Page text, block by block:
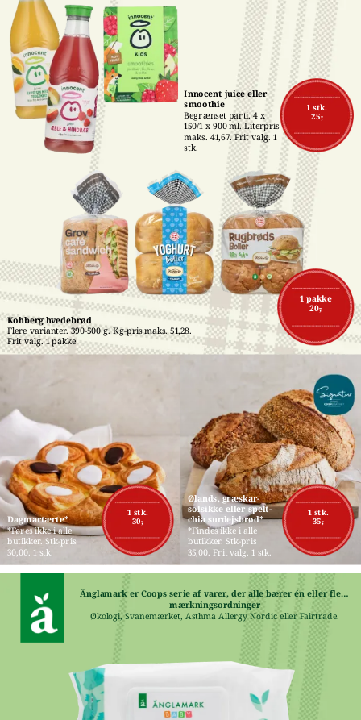
1 pakke
20,-
Kohberg hvedebrød
Flere varianter. 390-500 g. Kg-pris maks. 51,28.
Frit valg. 1 pakke
1 stk.
25,-
Innocent juice eller
smoothie
Begrænset parti. 4 x
150/1 x 900 ml. Literpris
maks. 41,67. Frit valg. 1
stk.
1 stk.
30,-
Dagmartærte*
*Føres ikke i alle
butikker. Stk-pris
30,00. 1 stk.
1 stk.
35,-
Ølands, græskar-
solsikke eller spelt-
chia surdejsbrød*
*Findes ikke i alle
butikker. Stk-pris
35,00. Frit valg. 1 stk.
Änglamark er Coops serie af varer, der alle bærer én eller flere
mærkningsordninger
Økologi, Svanemærket, Asthma Allergy Nordic eller Fairtrade.